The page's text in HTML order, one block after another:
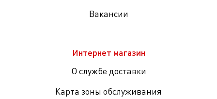
Вакансии
Интернет магазин
О службе доставки
Карта зоны обслуживания